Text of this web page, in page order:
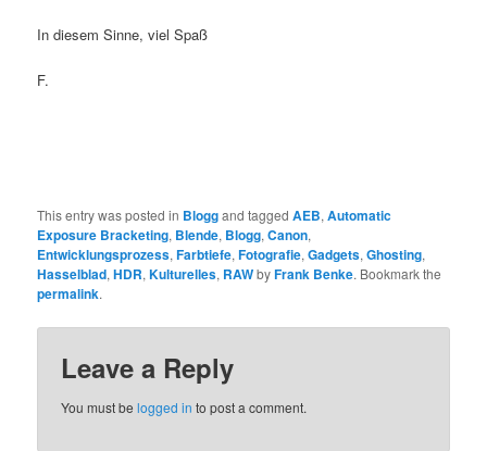
In diesem Sinne, viel Spaß
F.
This entry was posted in Bloggand taggedAEB,Automatic
Exposure Bracketing, Blende, Blogg,Canon,
Entwicklungsprozess,Farbtiefe,Fotografie,Gadgets,Ghosting,
Hasselblad,HDR,Kulturelles, RAWbyFrank Benke. Bookmark the
permalink.
Leave a Reply
You must belogged in to post a comment.